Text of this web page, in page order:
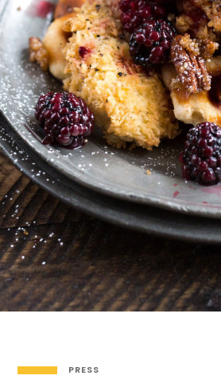
PRESS